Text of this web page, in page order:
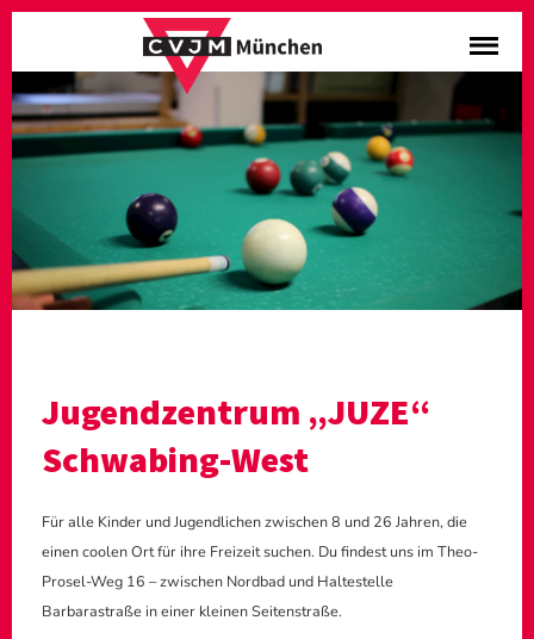
Jugendzentrum „JUZE“
Schwabing-West
Für alle Kinder und Jugendlichen zwischen 8 und 26 Jahren, die
einen coolen Ort für ihre Freizeit suchen. Du findest uns im Theo-
Prosel-Weg 16 – zwischen Nordbad und Haltestelle
Barbarastraße in einer kleinen Seitenstraße.